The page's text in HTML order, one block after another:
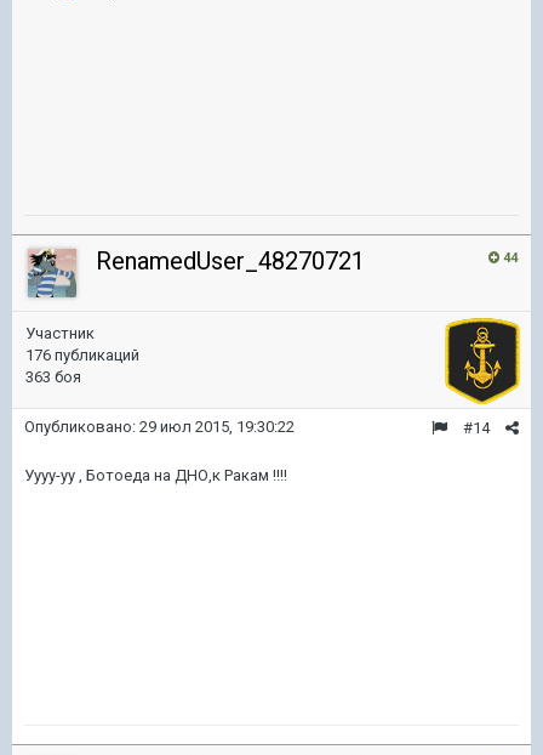
44
RenamedUser_48270721
Участник
176 публикаций
363 боя
#14
Опубликовано: 29 июл 2015, 19:30:22
Уууу-уу , Ботоеда на ДНО,к Ракам !!!!